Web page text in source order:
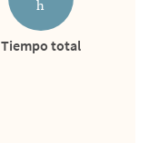
h
Tiempo total